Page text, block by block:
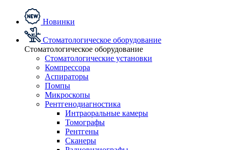
Новинки
Стоматологическое оборудование
Стоматологическое оборудование
Стоматологические установки
Компрессора
Аспираторы
Помпы
Микроскопы
Рентгенодиагностика
Интраоральные камеры
Томографы
Рентгены
Сканеры